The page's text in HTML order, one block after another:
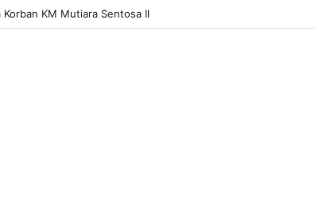
di KSP, Uang Angsuran Nasabah Raib Ratusan Juta Rupiah